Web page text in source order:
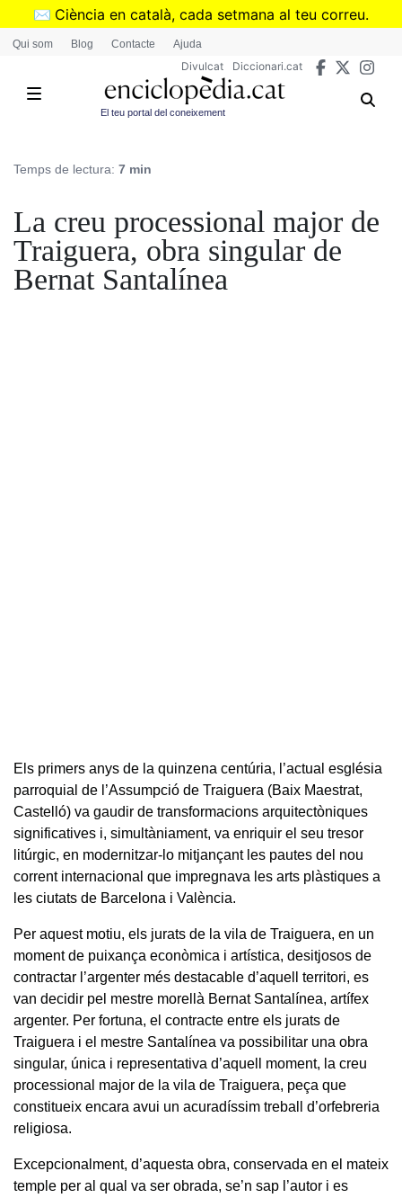
Vés
✉️ Ciència en català, cada setmana al teu correu.
➜Subscriu-te al butlletí de Divulcat
Qui som Blog Contacte Ajuda
Divulcat Diccionari.cat
El teu portal del coneixement
Temps de lectura: 7 min
La creu processional major de
Traiguera, obra singular de
Bernat Santalínea
Els primers anys de la quinzena centúria, l’actual església
parroquial de l’Assumpció de Traiguera (Baix Maestrat,
Castelló) va gaudir de transformacions arquitectòniques
significatives i, simultàniament, va enriquir el seu tresor
litúrgic, en modernitzar-lo mitjançant les pautes del nou
corrent internacional que impregnava les arts plàstiques a
les ciutats de Barcelona i València.
Per aquest motiu, els jurats de la vila de Traiguera, en un
moment de puixança econòmica i artística, desitjosos de
contractar l’argenter més destacable d’aquell territori, es
van decidir pel mestre morellà Bernat Santalínea, artífex
argenter. Per fortuna, el contracte entre els jurats de
Traiguera i el mestre Santalínea va possibilitar una obra
singular, única i representativa d’aquell moment, la creu
processional major de la vila de Traiguera, peça que
constitueix encara avui un acuradíssim treball d’orfebreria
religiosa.
Excepcionalment, d’aquesta obra, conservada en el mateix
temple per al qual va ser obrada, se’n sap l’autor i es